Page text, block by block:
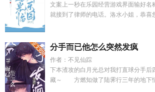
文案上一秒在乐园经营游戏界面输好名
就接到了律师的电话。洛水小姐，恭喜
分手而已他怎么突然发疯
作者：不见仙踪
下本渣攻的白月光总对我打直球分手后
藏～ 方燃知做了陆霁行三年的地下